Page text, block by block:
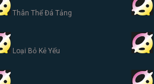
Thân Thể Đá Tảng
Loại Bỏ Kẻ Yếu